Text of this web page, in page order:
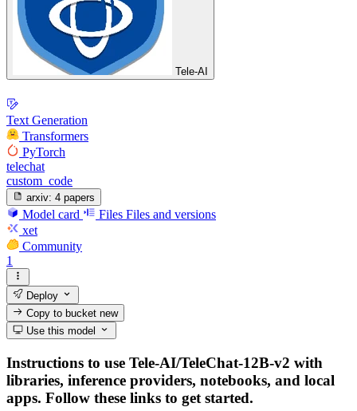
Tele-AI
Text Generation
Transformers
PyTorch
telechat
custom_code
arxiv: 4 papers
Model card Files Files and versions
xet
Community
1
Deploy
Copy to bucketnew
Use this model
Instructions to use Tele-AI/TeleChat-12B-v2 with
libraries, inference providers, notebooks, and local
apps. Follow these links to get started.